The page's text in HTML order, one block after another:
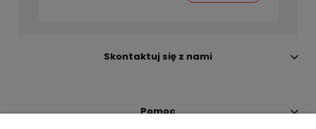
Skontaktuj się z nami
Pomoc